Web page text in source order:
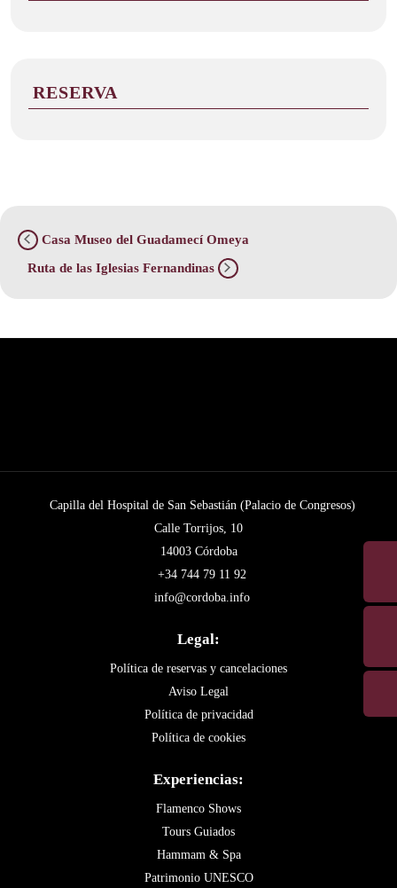
RESERVA
Casa Museo del Guadamecí Omeya
Ruta de las Iglesias Fernandinas
Capilla del Hospital de San Sebastián (Palacio de Congresos)
Calle Torrijos, 10
14003 Córdoba
+34 744 79 11 92
info@cordoba.info
Legal:
Política de reservas y cancelaciones
Aviso Legal
Política de privacidad
Política de cookies
Experiencias:
Flamenco Shows
Tours Guiados
Hammam & Spa
Patrimonio UNESCO